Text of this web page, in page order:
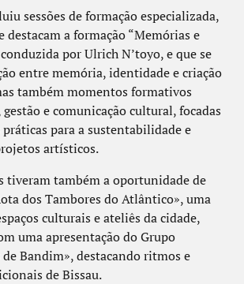
sessões de formação especializada,
destacam a formação “Memórias e
por Ulrich N’toyo, e que se
entre memória, identidade e criação
também momentos formativos
e comunicação cultural, focadas
para a sustentabilidade e
artísticos.
tiveram também a oportunidade de
dos Tambores do Atlântico», uma
culturais e ateliês da cidade,
uma apresentação do Grupo
Bandim», destacando ritmos e
de Bissau.